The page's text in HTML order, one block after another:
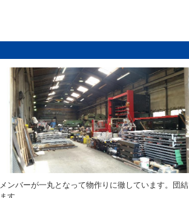
ンバーが一丸となって物作りに徹しています。団結